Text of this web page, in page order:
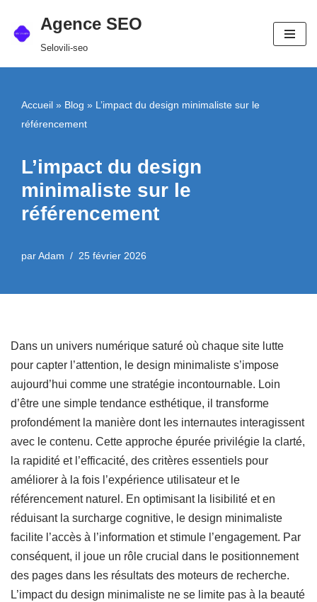
Aller
Agence SEO
Selovili-seo
Accueil » Blog » L’impact du design minimaliste sur le
référencement
L’impact du design
minimaliste sur le
référencement
parAdam 25 février 2026
Dans un univers numérique saturé où chaque site lutte
pour capter l’attention, le design minimaliste s’impose
aujourd’hui comme une stratégie incontournable. Loin
d’être une simple tendance esthétique, il transforme
profondément la manière dont les internautes interagissent
avec le contenu. Cette approche épurée privilégie la clarté,
la rapidité et l’efficacité, des critères essentiels pour
améliorer à la fois l’expérience utilisateur et le
référencement naturel. En optimisant la lisibilité et en
réduisant la surcharge cognitive, le design minimaliste
facilite l’accès à l’information et stimule l’engagement. Par
conséquent, il joue un rôle crucial dans le positionnement
des pages dans les résultats des moteurs de recherche.
L’impact du design minimaliste ne se limite pas à la beauté